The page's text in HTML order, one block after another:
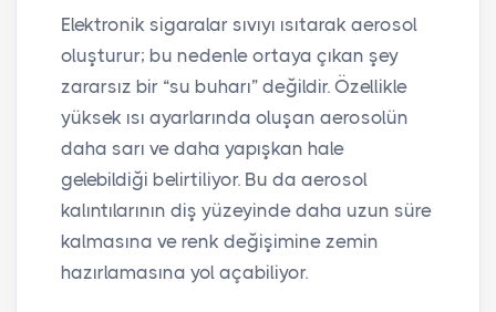
Elektronik sigaralar sıvıyı ısıtarak aerosol
oluşturur; bu nedenle ortaya çıkan şey
zararsız bir “su buharı” değildir. Özellikle
yüksek ısı ayarlarında oluşan aerosolün
daha sarı ve daha yapışkan hale
gelebildiği belirtiliyor. Bu da aerosol
kalıntılarının diş yüzeyinde daha uzun süre
kalmasına ve renk değişimine zemin
hazırlamasına yol açabiliyor.